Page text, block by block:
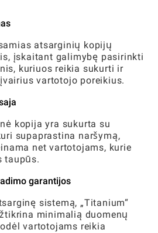
atsarginių kopijų
įskaitant galimybę pasirinkti
kuriuos reikia sukurti ir
vartotojo poreikius.
kopija yra sukurta su
supaprastina naršymą,
net vartotojams, kurie
taupūs.
garantijos
sistemą, „Titanium“
minimalią duomenų
vartotojams reikia